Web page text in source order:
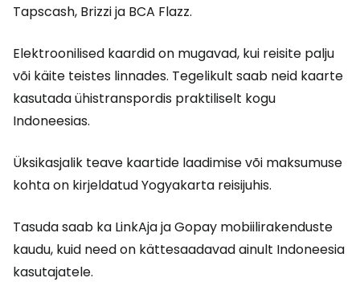
Tapscash, Brizzi ja BCA Flazz.
Elektroonilised kaardid on mugavad, kui reisite palju
või käite teistes linnades. Tegelikult saab neid kaarte
kasutada ühistranspordis praktiliselt kogu
Indoneesias.
Üksikasjalik teave kaartide laadimise või maksumuse
kohta on kirjeldatud Yogyakarta reisijuhis.
Tasuda saab ka LinkAja ja Gopay mobiilirakenduste
kaudu, kuid need on kättesaadavad ainult Indoneesia
kasutajatele.